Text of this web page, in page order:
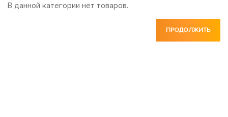
В данной категории нет товаров.
ПРОДОЛЖИТЬ